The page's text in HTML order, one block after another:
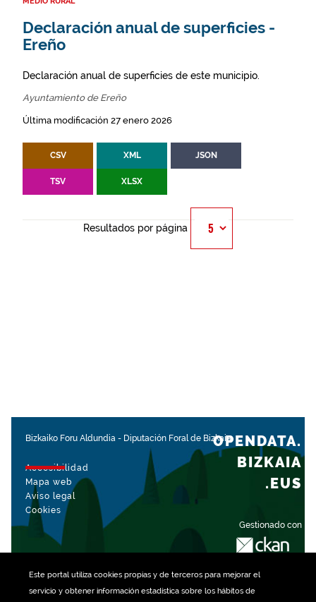
Este portal utiliza cookiespropias y de terceros para mejorar el
servicio y obtener información estadística sobre los hábitos de
Declaración anual de superficies -
Ereño
Declaración anual de superficies de este municipio.
Ayuntamiento de Ereño
Última modificación 27 enero 2026
CSV XML JSON
TSV XLSX
Resultados por página
Bizkaiko Foru Aldundia - Diputación Foral de Bizkaia
Accesibilidad
Mapa web
Aviso legal
Cookies
Gestionado con
OPENDATA.
BIZKAIA
.EUS